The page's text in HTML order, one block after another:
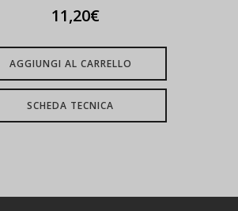
11,20€
AGGIUNGI AL CARRELLO
SCHEDA TECNICA